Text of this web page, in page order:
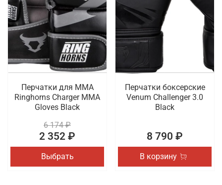
Перчатки для ММА
Ringhorns Charger MMA
Gloves Black
6 174 ₽
2 352 ₽
Выбрать
Перчатки боксерские
Venum Challenger 3.0
Black
8 790 ₽
В корзину